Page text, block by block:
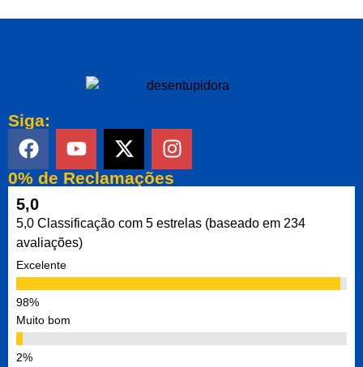
Siga:
0% de Reclamações
5,0
5,0 Classificação com 5 estrelas (baseado em 234
avaliações)
Excelente
Muito bom